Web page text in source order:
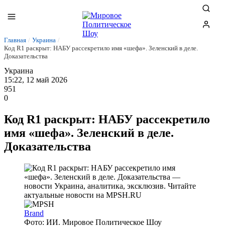
Главная / Украина /
Код R1 раскрыт: НАБУ рассекретило имя «шефа». Зеленский в деле.
Доказательства
Украина
15:22, 12 май 2026
951
0
Код R1 раскрыт: НАБУ рассекретило
имя «шефа». Зеленский в деле.
Доказательства
Brand
Фото: ИИ. Мировое Политическое Шоу